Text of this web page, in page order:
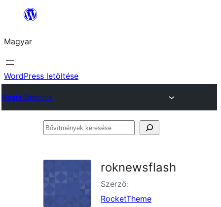
Ugrás
tartalomhoz
Magyar
WordPress letöltése
Plugin Directory
Bővítmények
roknewsflash
Szerző:
RocketTheme